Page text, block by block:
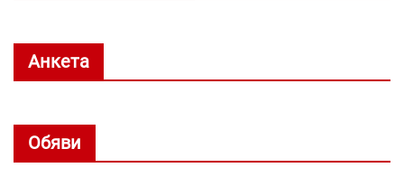
Анкета
Обяви